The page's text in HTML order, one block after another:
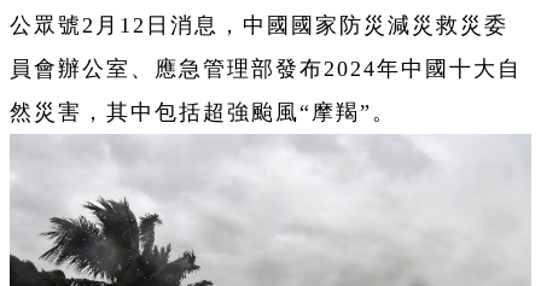
公眾號2月12日消息，中國國家防災減災救災委
員會辦公室、應急管理部發布2024年中國十大自
然災害，其中包括超強颱風“摩羯”。